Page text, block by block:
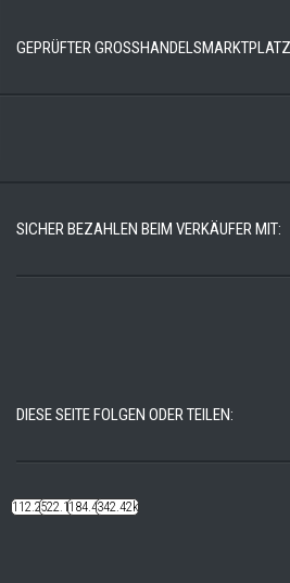
GEPRÜFTER GROSSHANDELSMARKTPLATZ
SICHER BEZAHLEN BEIM VERKÄUFER MIT:
DIESE SEITE FOLGEN ODER TEILEN:
112.22k522.14k184.48k342.42k